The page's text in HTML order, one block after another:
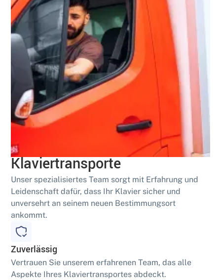
Geschult
Sichere und fachgerechte
Klaviertransporte
Unser spezialisiertes Team sorgt mit Erfahrung und
Leidenschaft dafür, dass Ihr Klavier sicher und
unversehrt an seinem neuen Bestimmungsort
ankommt.
Zuverlässig
Vertrauen Sie unserem erfahrenen Team, das alle
Aspekte Ihres Klaviertransportes abdeckt.